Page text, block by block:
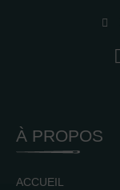
À PROPOS
ACCUEIL